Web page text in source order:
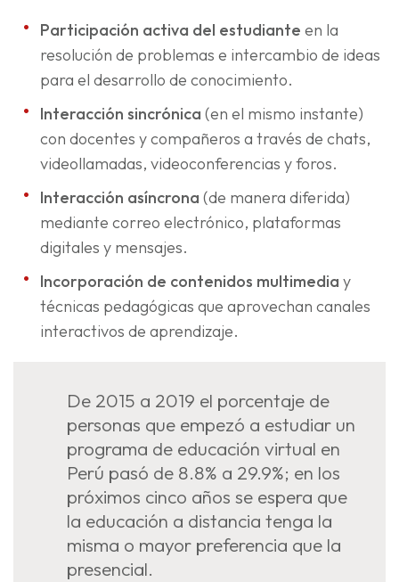
Participación activa del estudiante en la
resolución de problemas e intercambio de ideas
para el desarrollo de conocimiento.
Interacción sincrónica (en el mismo instante)
con docentes y compañeros a través de chats,
videollamadas, videoconferencias y foros.
Interacción asíncrona (de manera diferida)
mediante correo electrónico, plataformas
digitales y mensajes.
Incorporación de contenidos multimedia y
técnicas pedagógicas que aprovechan canales
interactivos de aprendizaje.
De 2015 a 2019 el porcentaje de
personas que empezó a estudiar un
programa de educación virtual en
Perú pasó de 8.8% a 29.9%; en los
próximos cinco años se espera que
la educación a distancia tenga la
misma o mayor preferencia que la
presencial.